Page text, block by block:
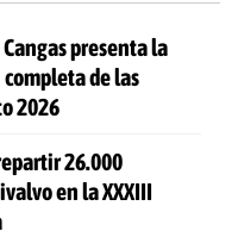
presenta la
de las
2026
26.000
en la XXXIII